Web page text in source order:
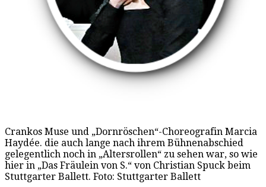
Crankos Muse und „Dornröschen“-Choreografin Marcia
Haydée. die auch lange nach ihrem Bühnenabschied
gelegentlich noch in „Altersrollen“ zu sehen war, so wie
hier in „Das Fräulein von S.“ von Christian Spuck beim
Stuttgarter Ballett. Foto: Stuttgarter Ballett